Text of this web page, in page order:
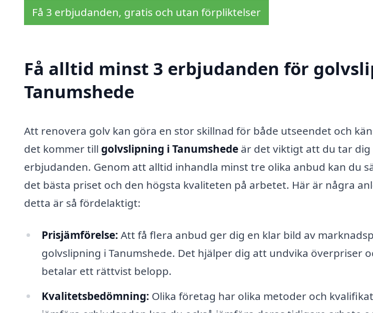
Få 3 erbjudanden, gratis och utan förpliktelser
Få alltid minst 3 erbjudanden för
Tanumshede
Att renovera golv kan göra en stor skillnad för både utseendet och
det kommer till golvslipning i Tanumshede är det viktigt att du tar
erbjudanden. Genom att alltid inhandla minst tre olika anbud kan du
det bästa priset och den högsta kvaliteten på arbetet. Här är några
detta är så fördelaktigt:
Prisjämförelse: Att få flera anbud ger dig en klar bild av
golvslipning i Tanumshede. Det hjälper dig att undvika överpriser
betalar ett rättvist belopp.
Kvalitetsbedömning: Olika företag har olika metoder och